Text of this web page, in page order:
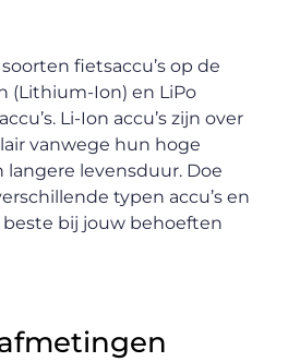
fietsaccu’s op de
(Lithium-Ion) en LiPo
Li-Ion accu’s zijn over
vanwege hun hoge
levensduur. Doe
typen accu’s en
bij jouw behoeften